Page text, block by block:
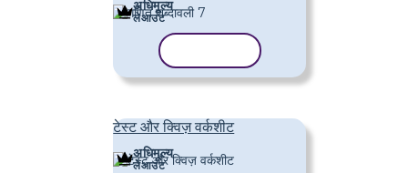
अधिमूल्य
लेआउट
टेस्ट और क्विज़ वर्कशीट
अधिमूल्य
लेआउट